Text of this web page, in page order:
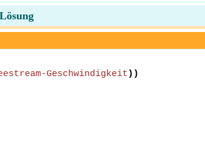
Geschwindigkeit ))